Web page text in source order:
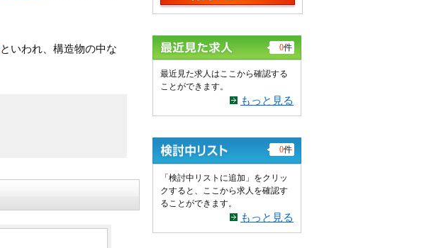
といわれ、構造物の中な
0件
最近見た求人はここから確認する
ことができます。
もっと見る
0件
「検討中リストに追加」をクリッ
クすると、ここから求人を確認す
ることができます。
もっと見る